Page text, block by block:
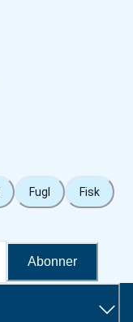
Fugl Fisk
Abonner